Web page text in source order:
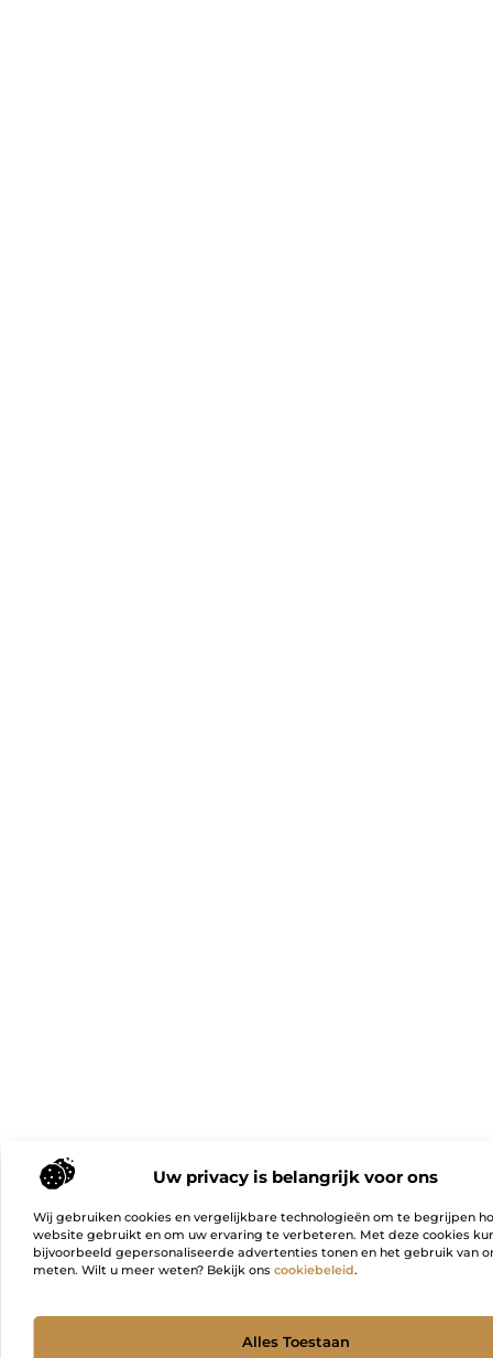
Uw privacy is belangrijk voor ons
Wij gebruiken cookies en vergelijkbare technologieën om te begrijpen
website gebruikt en om uw ervaring te verbeteren. Met deze cookies
bijvoorbeeld gepersonaliseerde advertenties tonen en het gebruik van
meten. Wilt u meer weten? Bekijk ons cookiebeleid.
Alles Toestaan